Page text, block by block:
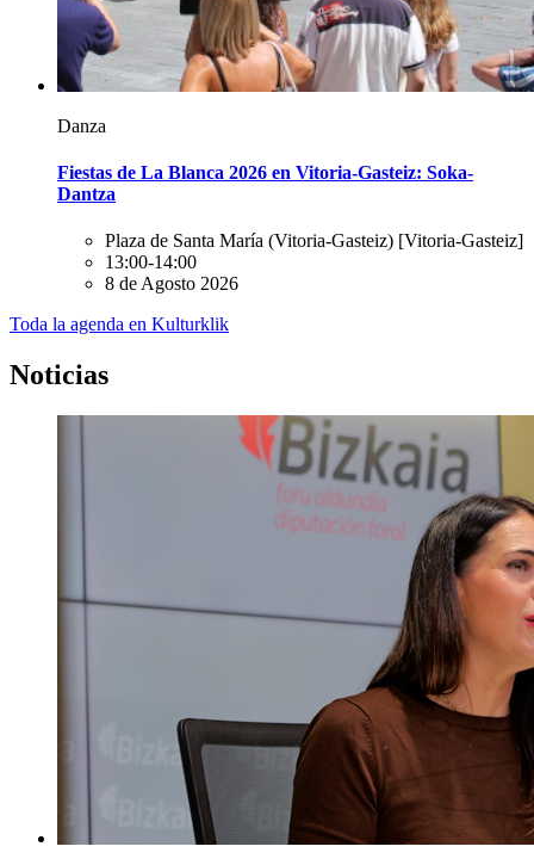
Danza
Fiestas de La Blanca 2026 en Vitoria-Gasteiz: Soka-
Dantza
Plaza de Santa María (Vitoria-Gasteiz) [Vitoria-Gasteiz]
13:00-14:00
8 de Agosto 2026
Toda la agenda en Kulturklik
Noticias